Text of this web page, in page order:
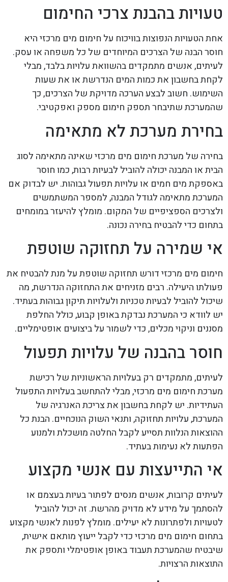
טעויות בהבנת צרכי החימום
אחת הטעויות הנפוצות בוויכוח על חימום מים מרכזי היא
חוסר הבנה של הצרכים המיוחדים של כל משפחה או עסק.
לעיתים, אנשים מתמקדים בהשוואת עלויות בלבד, מבלי
לקחת בחשבון את כמות המים הנדרשת או את שעות
השימוש. חשוב לבצע הערכה מדויקת של הצרכים, כך
שהמערכת שתיבחר תספק חימום מספק ואפקטיבי.
בחירת מערכת לא מתאימה
בחירה של מערכת חימום מים מרכזי שאינה מתאימה לסוג
הבית או המבנה יכולה להוביל לבעיות רבות, כמו חוסר
באספקת מים חמים או עלויות תפעול גבוהות. יש לבדוק אם
המערכת מתאימה לגודל המבנה, למספר המשתמשים
ולצרכים הספציפיים של המקום. מומלץ להיעזר במומחים
בתחום כדי להבטיח בחירה נכונה.
אי שמירה על תחזוקה שוטפת
חימום מים מרכזי דורש תחזוקה שוטפת על מנת להבטיח את
פעולתו היעילה. רבים מזניחים את התחזוקה הנדרשת, מה
שיכול להוביל לבעיות טכניות ולעלויות תיקון גבוהות בעתיד.
יש לוודא כי המערכת נבדקת באופן קבוע, כולל החלפת
מסננים וניקוי מכלים, כדי לשמור על ביצועים אופטימליים.
חוסר בהבנה של עלויות תפעול
לעיתים, מתמקדים רק בעלויות הראשוניות של רכישת
מערכת חימום מים מרכזי, מבלי להתחשב בעלויות התפעול
העתידיות. יש לקחת בחשבון את צריכת האנרגיה של
המערכת, עלויות תחזוקה, ותנאי השוק הנוכחיים. הבנת כל
ההוצאות הנלוות תסייע לקבל החלטה מושכלת ולמנוע
הפתעות לא נעימות בעתיד.
אי התייעצות עם אנשי מקצוע
לעיתים קרובות, אנשים מנסים לפתור בעיות בעצמם או
להסתמך על מידע לא מדויק מהרשת. זה יכול להוביל
לטעויות ולפתרונות לא יעילים. מומלץ לפנות לאנשי מקצוע
בתחום חימום מים מרכזי כדי לקבל ייעוץ מותאם אישית,
שיבטיח שהמערכת תעבוד באופן אופטימלי ותספק את
התוצאות הרצויות.